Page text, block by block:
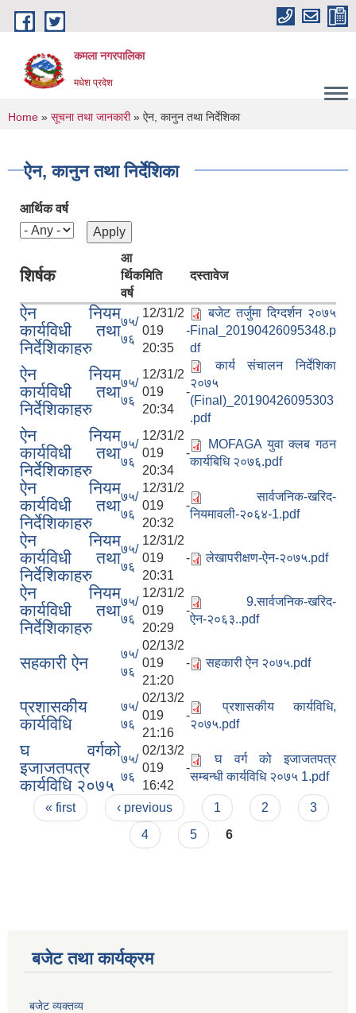
Skip to main content
कमला नगरपालिका
मधेश प्रदेश
You are here
Home » सूचना तथा जानकारी» ऐन, कानुन तथा निर्देशिका
ऐन, कानुन तथा निर्देशिका
आर्थिक वर्ष
शिर्षक
आ
र्थिक
वर्ष
मिति दस्तावेज
ऐन नियम
कार्यविधी तथा
निर्देशिकाहरु
७५/
७६
12/31/2
019 -
20:35
बजेट तर्जुमा दिग्दर्शन २०७५
Final_20190426095348.p
df
ऐन नियम
कार्यविधी तथा
निर्देशिकाहरु
७५/
७६
12/31/2
019 -
20:34
कार्य संचालन निर्देशिका
२०७५
(Final)_20190426095303
.pdf
ऐन नियम
कार्यविधी तथा
निर्देशिकाहरु
७५/
७६
12/31/2
019 -
20:34
MOFAGA युवा क्लब गठन
कार्यबिधि २०७६.pdf
ऐन नियम
कार्यविधी तथा
निर्देशिकाहरु
७५/
७६
12/31/2
019 -
20:32
सार्वजनिक-खरिद-
नियमावली-२०६४-1.pdf
ऐन नियम
कार्यविधी तथा
निर्देशिकाहरु
७५/
७६
12/31/2
019 -
20:31
लेखापरीक्षण-ऐन-२०७५.pdf
ऐन नियम
कार्यविधी तथा
निर्देशिकाहरु
७५/
७६
12/31/2
019 -
20:29
9.सार्वजनिक-खरिद-
ऐन-२०६३..pdf
सहकारी ऐन
७५/
७६
02/13/2
019 -
21:20
सहकारी ऐन २०७५.pdf
प्रशासकीय
कार्यविधि
७५/
७६
02/13/2
019 -
21:16
प्रशासकीय कार्यविधि,
२०७५.pdf
घ वर्गको
इजाजतपत्र
कार्यविधि २०७५
७५/
७६
02/13/2
019 -
16:42
घ वर्ग को इजाजतपत्र
सम्बन्धी कार्यविधि २०७५ 1.pdf
Pages
« first ‹ previous 1 2
3
4
5 6
बजेट तथा कार्यक्रम
बजेट व्यक्तव्य